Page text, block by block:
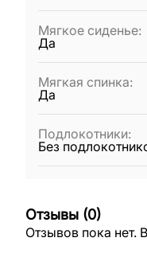
Мягкое сиденье:
Да
Мягкая спинка:
Да
Подлокотники:
Без
Отзывы (0)
Отзывов пока нет.